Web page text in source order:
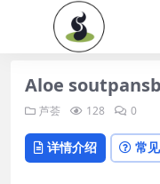
Aloe
芦荟 128 0
详情介绍 常